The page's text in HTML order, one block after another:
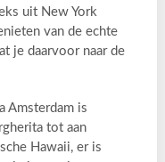
uit New York
van de echte
je daarvoor naar de
Amsterdam is
tot aan
Hawaii, er is